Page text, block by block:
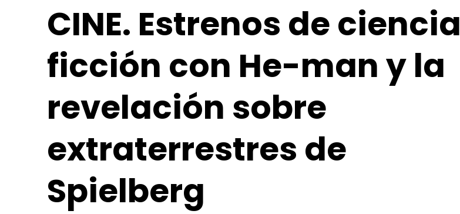
CINE. Estrenos de ciencia
ficción con He-man y la
revelación sobre
extraterrestres de
Spielberg